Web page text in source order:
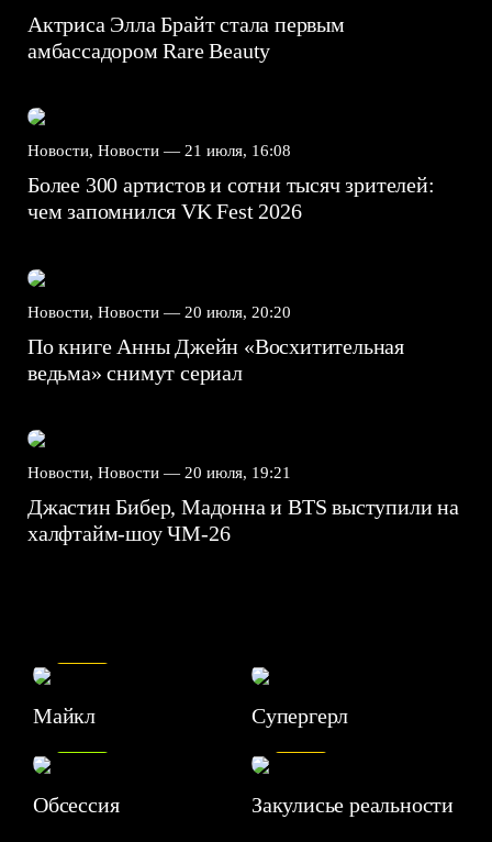
Актриса Элла Брайт стала первым
амбассадором Rare Beauty
Новости, Новости — 21 июля, 16:08
Более 300 артистов и сотни тысяч зрителей:
чем запомнился VK Fest 2026
Новости, Новости — 20 июля, 20:20
По книге Анны Джейн «Восхитительная
ведьма» снимут сериал
Новости, Новости — 20 июля, 19:21
Джастин Бибер, Мадонна и BTS выступили на
халфтайм-шоу ЧМ-26
Майкл Супергерл
Обсессия
7.1
Закулисье реальности